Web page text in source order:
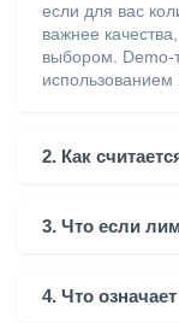
если для вас
важнее
выбором. Demo-
использованием
2. Как
3. Что если
4. Что